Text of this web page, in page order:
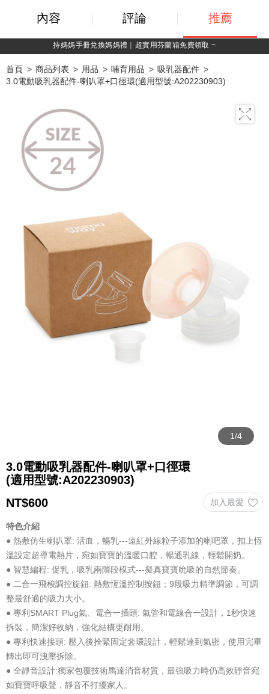
持媽媽手冊兌換媽媽禮｜超實用芬蘭箱免費領取 ~
首頁 商品列表 用品 哺育用品
吸乳器配件
3.0電動吸乳器配件-喇叭罩+口徑環(適用型號:A202230903)
3.0電動吸乳器配件-喇叭罩+口徑環
(適用型號:A202230903)
NT$600
特色介紹
● 熱敷仿生喇叭罩: 活血，暢乳---遠紅外線粒子添加的喇吧罩，扣上恆
溫設定超導電熱片，宛如寶寶的溫暖口腔，暢通乳線，輕鬆開奶。
● 智慧編程: 促乳，吸乳兩階段模式---擬真寶寶吮吸的自然節奏。
● 二合一飛梭調控旋鈕: 熱敷恆溫控制按鈕；9段吸力精準調節，可調
整最舒適的吸力大小。
● 專利SMART Plug氣、電合一插頭: 氣管和電線合一設計，1秒快速
拆裝，簡潔好收納，強化結構更耐用。
● 專利快速接頭: 壓入後拴緊固定套環設計，輕鬆達到氣密，使用完畢
轉出即可洩壓拆除。
● 全靜音設計:獨家包覆技術馬達消音材質，最強吸力時仍高效靜音宛
如寶寶呼吸聲，靜音不打擾家人。
內容 評論 推薦